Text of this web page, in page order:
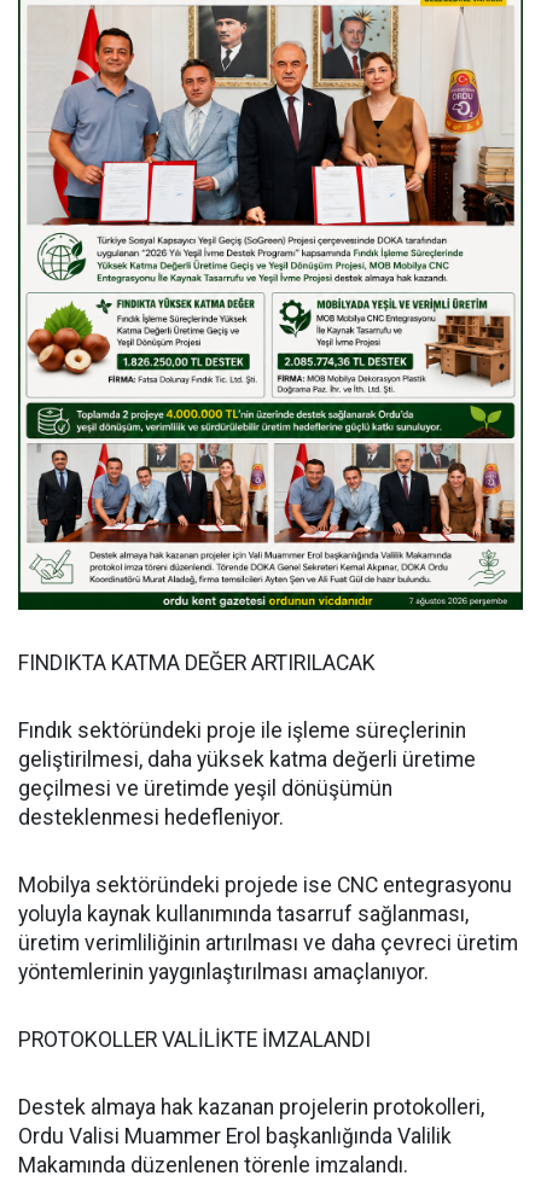
FINDIKTA KATMA DEĞER ARTIRILACAK
Fındık sektöründeki proje ile işleme süreçlerinin
geliştirilmesi, daha yüksek katma değerli üretime
geçilmesi ve üretimde yeşil dönüşümün
desteklenmesi hedefleniyor.
Mobilya sektöründeki projede ise CNC entegrasyonu
yoluyla kaynak kullanımında tasarruf sağlanması,
üretim verimliliğinin artırılması ve daha çevreci üretim
yöntemlerinin yaygınlaştırılması amaçlanıyor.
PROTOKOLLER VALİLİKTE İMZALANDI
Destek almaya hak kazanan projelerin protokolleri,
Ordu Valisi Muammer Erol başkanlığında Valilik
Makamında düzenlenen törenle imzalandı.